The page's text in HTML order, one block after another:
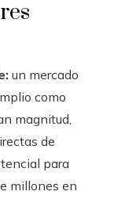
un mercado
como
magnitud,
de
para
millones en